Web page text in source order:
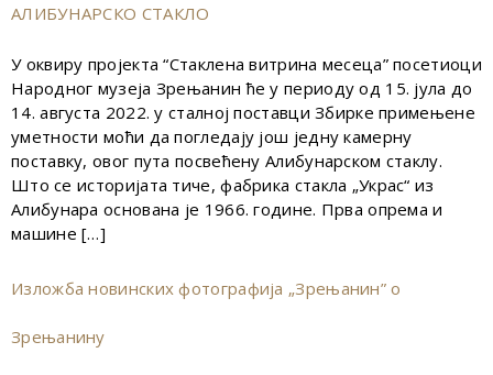
АЛИБУНАРСКО СТАКЛО
У оквиру пројекта “Стаклена витрина месеца” посетиоци
Народног музеја Зрењанин ће у периоду од 15. јула до
14. августа 2022. у сталној поставци Збирке примењене
уметности моћи да погледају још једну камерну
поставку, овог пута посвећену Алибунарском стаклу.
Што се историјата тиче, фабрика стакла „Украс“ из
Алибунара основана је 1966. године. Прва опрема и
машине […]
Изложба новинских фотографија „Зрењанин” о
Зрењанину